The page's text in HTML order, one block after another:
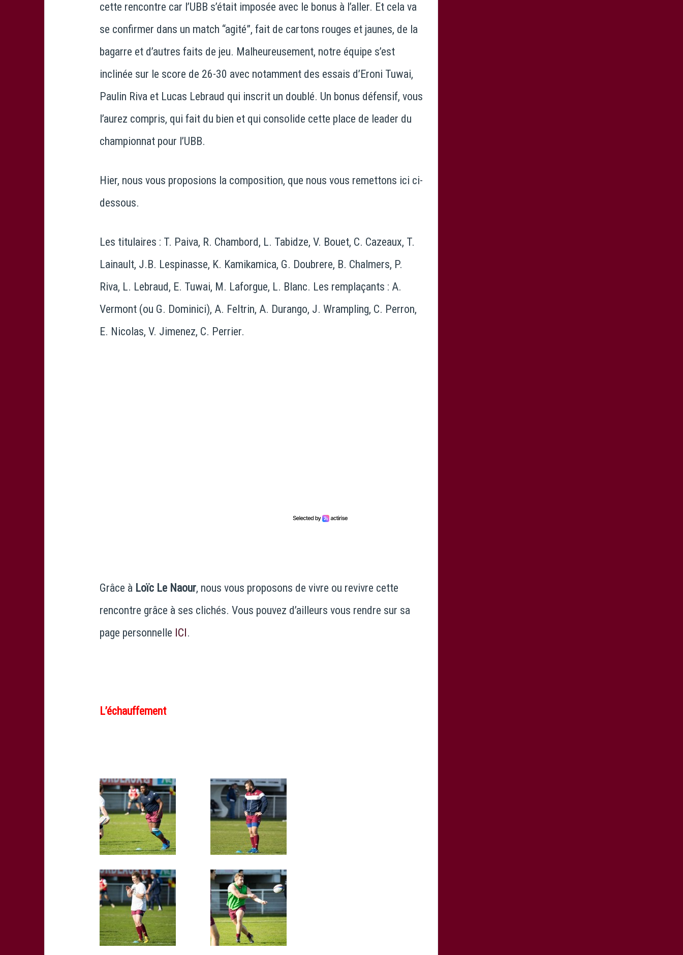
cette rencontre car l’UBB s’était imposée avec le bonus à l’aller. Et cela va
se confirmer dans un match “agité”, fait de cartons rouges et jaunes, de la
bagarre et d’autres faits de jeu. Malheureusement, notre équipe s’est
inclinée sur le score de 26-30 avec notamment des essais d’Eroni Tuwai,
Paulin Riva et Lucas Lebraud qui inscrit un doublé. Un bonus défensif, vous
l’aurez compris, qui fait du bien et qui consolide cette place de leader du
championnat pour l’UBB.
Hier, nous vous proposions la composition, que nous vous remettons ici ci-
dessous.
Les titulaires : T. Paiva, R. Chambord, L. Tabidze, V. Bouet, C. Cazeaux, T.
Lainault, J.B. Lespinasse, K. Kamikamica, G. Doubrere, B. Chalmers, P.
Riva, L. Lebraud, E. Tuwai, M. Laforgue, L. Blanc. Les remplaçants : A.
Vermont (ou G. Dominici), A. Feltrin, A. Durango, J. Wrampling, C. Perron,
E. Nicolas, V. Jimenez, C. Perrier.
Grâce à Loïc Le Naour, nous vous proposons de vivre ou revivre cette
rencontre grâce à ses clichés. Vous pouvez d’ailleurs vous rendre sur sa
page personnelle ICI.
L’échauffement